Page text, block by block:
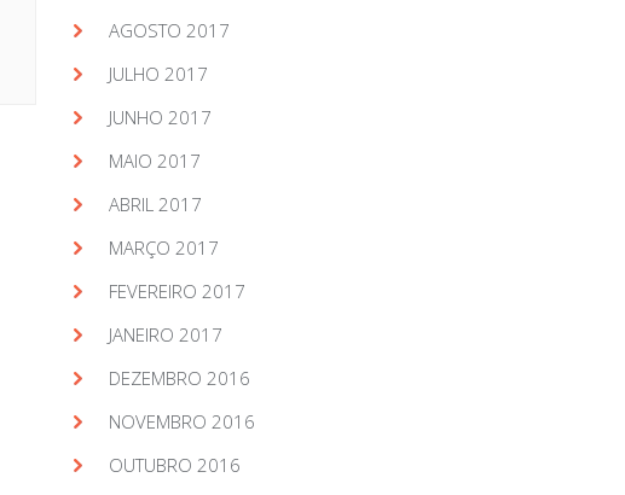
AGOSTO 2017
JULHO 2017
JUNHO 2017
MAIO 2017
ABRIL 2017
MARÇO 2017
FEVEREIRO 2017
JANEIRO 2017
DEZEMBRO 2016
NOVEMBRO 2016
OUTUBRO 2016